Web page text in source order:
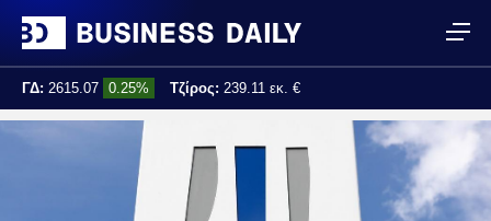
ΓΔ: 2615.07 0.25% Τζίρος: 239.11 εκ. €
17:25:01